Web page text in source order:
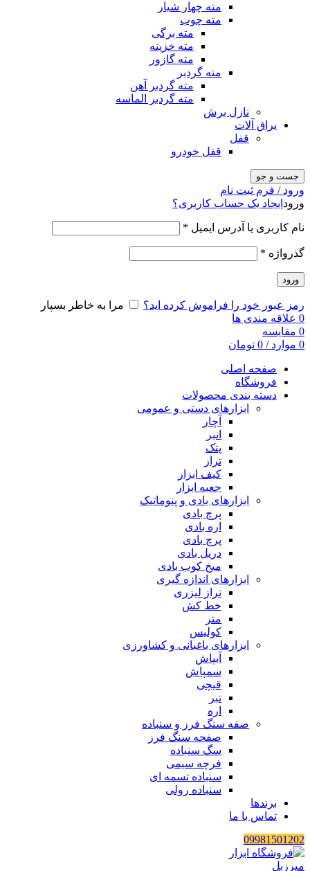
مته چهار شیار
مته چوب
مته برگی
مته خزینه
مته گازور
مته گردبر
مته گردبر آهن
مته گردبر الماسه
نازل برش
یراق آلات
قفل
قفل خودرو
جست و جو
ورود / فرم ثبت نام
ورود ایجاد یک حساب کاربری؟
نام کاربری یا آدرس ایمیل *
گذرواژه *
ورود
رمز عبور خود را فراموش کرده اید؟
مرا به خاطر بسپار
0 علاقه مندی ها
0 مقایسه
0 موارد /
0 تومان
صفحه اصلی
فروشگاه
دسته بندی محصولات
ابزارهای دستی و عمومی
آچار
انبر
پتک
تراز
کیف ابزار
جعبه ابزار
ابزارهای بادی و پنوماتیک
پرچ بادی
اره بادی
پرچ بادی
دریل بادی
میخ کوب بادی
ابزارهای اندازه گیری
تراز لیزری
خط کش
متر
کولیس
ابزارهای باغبانی و کشاورزی
آبپاش
سمپاش
قیچی
تبر
اره
صفه سنگ فرز و سنباده
صفحه سنگ فرز
سگ سنباده
فرچه سیمی
سنباده تسمه ای
سنباده رولی
برندها
تماس با ما
09981501202